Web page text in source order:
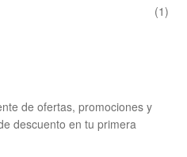
(1)
de ofertas, promociones y
descuento en tu primera